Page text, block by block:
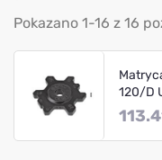
Pokazano 1-16 z 16
120/D